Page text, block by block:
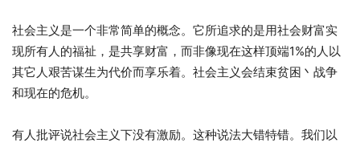
社会主义是一个非常简单的概念。它所追求的是用社会财富实
现所有人的福祉，是共享财富，而非像现在这样顶端1%的人以
其它人艰苦谋生为代价而享乐着。社会主义会结束贫困丶战争
和现在的危机。
有人批评说社会主义下没有激励。这种说法大错特错。我们以